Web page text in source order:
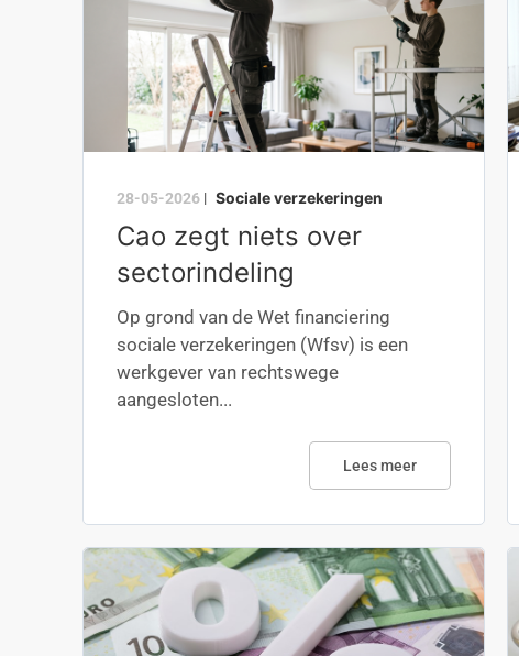
28-05-2026 | Sociale verzekeringen
Cao zegt niets over
sectorindeling
Op grond van de Wet financiering
sociale verzekeringen (Wfsv) is een
werkgever van rechtswege
aangesloten...
Lees meer